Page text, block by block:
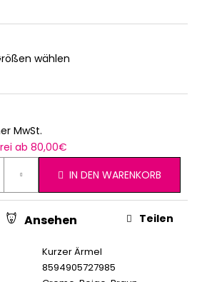
wählen
MwSt.
ab 80,00€
IN DEN WARENKORB
Kurzer Ärmel
8594905727985
Ansehen Teilen